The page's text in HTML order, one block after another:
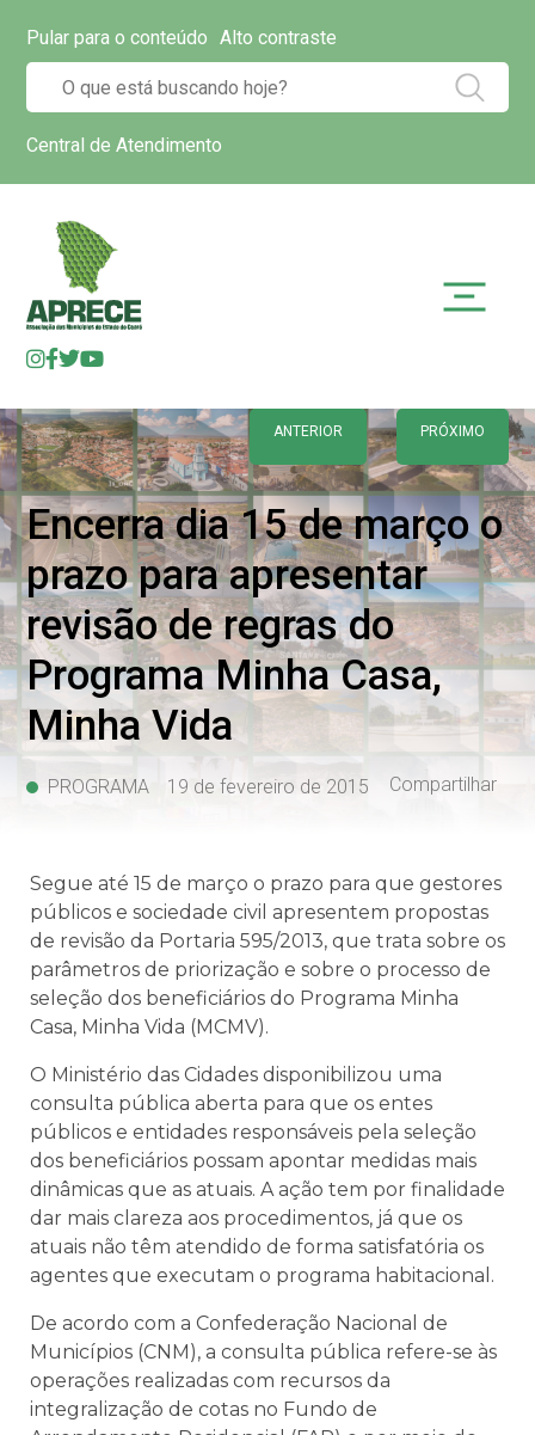
Pular para o conteúdo Alto contraste
Central de Atendimento
ANTERIOR PRÓXIMO
Encerra dia 15 de março o
prazo para apresentar
revisão de regras do
Programa Minha Casa,
Minha Vida
PROGRAMA 19 de fevereiro de 2015 Compartilhar
Segue até 15 de março o prazo para que gestores
públicos e sociedade civil apresentem propostas
de revisão da Portaria 595/2013, que trata sobre os
parâmetros de priorização e sobre o processo de
seleção dos beneficiários do Programa Minha
Casa, Minha Vida (MCMV).
O Ministério das Cidades disponibilizou uma
consulta pública aberta para que os entes
públicos e entidades responsáveis pela seleção
dos beneficiários possam apontar medidas mais
dinâmicas que as atuais. A ação tem por finalidade
dar mais clareza aos procedimentos, já que os
atuais não têm atendido de forma satisfatória os
agentes que executam o programa habitacional.
De acordo com a Confederação Nacional de
Municípios (CNM), a consulta pública refere-se às
operações realizadas com recursos da
integralização de cotas no Fundo de